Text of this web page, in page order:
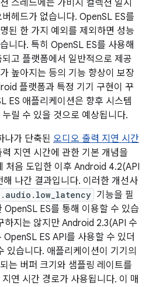
스레드에는 가비지 컬렉션 일시
헤드가 없습니다. OpenSL ES를
된 한 가지 예외를 제외하면 성능
니다. 특히 OpenSL ES를 사용해
고 플랫폼에서 일반적으로 제공
높아지는 등의 기능 향상이 보장
플랫폼과 특정 기기 구현이 꾸
ES 애플리케이션은 향후 시스템
릴 수 있을 것으로 예상됩니다.
나가 단축된 오디오 출력 지연 시간
지연 시간에 관한 기본 개념을
처음 도입한 이후 Android 4.2(API
나간 결과입니다. 이러한 개선사
기능을 필
OpenSL ES를 통해 이용할 수 있습
하지는 않지만 Android 2.3(API 수
ES API를 사용할 수 있더
있습니다. 애플리케이션이 기기의
는 버퍼 크기와 샘플링 레이트를
연 시간 경로가 사용됩니다. 이 매